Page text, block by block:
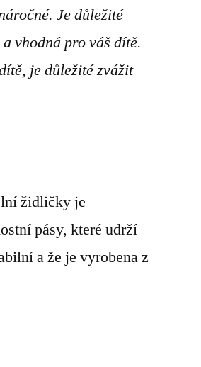
Je důležité
vhodná pro váš dítě.
je důležité zvážit
židličky je
pásy, které udrží
a že je vyrobena z